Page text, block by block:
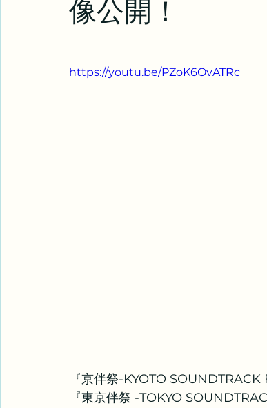
像公開！
https://youtu.be/PZoK6OvATRc
『京伴祭-KYOTO
『東京伴祭 -TOKYO